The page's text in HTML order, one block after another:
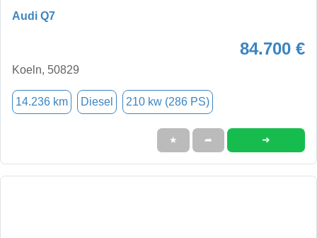
Audi Q7
84.700 €
Koeln, 50829
14.236 km Diesel 210 kw (286 PS)
★ ➦ ➜